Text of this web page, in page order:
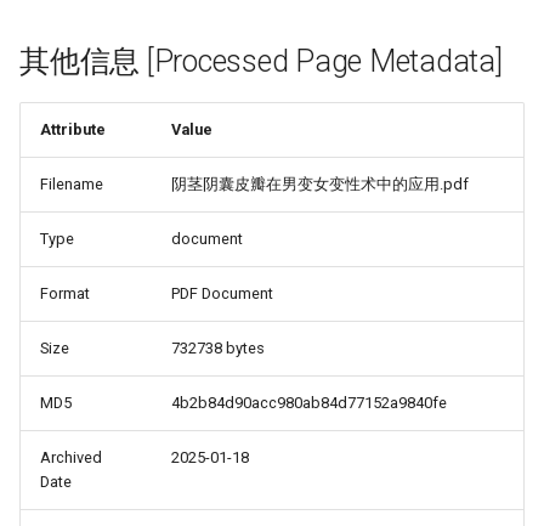
其他信息 [Processed Page Metadata]
Attribute Value
Filename 阴茎阴囊皮瓣在男变女变性术中的应用.pdf
Type document
Format PDF Document
Size 732738 bytes
MD5 4b2b84d90acc980ab84d77152a9840fe
Archived
Date
2025-01-18